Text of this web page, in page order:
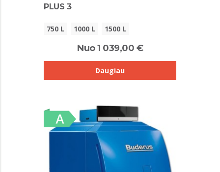
PLUS 3
750 L 1000 L 1500 L
Nuo 1 039,00 €
Daugiau